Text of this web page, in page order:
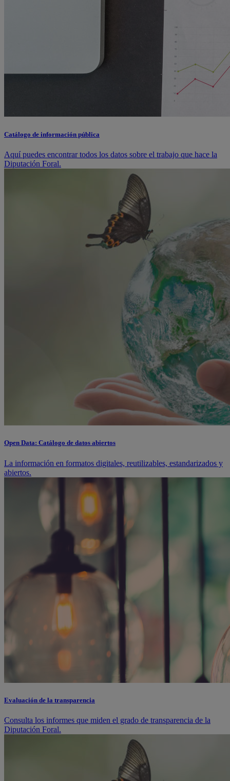
Catálogo de información pública
Aquí puedes encontrar todos los datos sobre el trabajo que hace la
Diputación Foral.
Open Data: Catálogo de datos abiertos
La información en formatos digitales, reutilizables, estandarizados y
abiertos.
Evaluación de la transparencia
Consulta los informes que miden el grado de transparencia de la
Diputación Foral.